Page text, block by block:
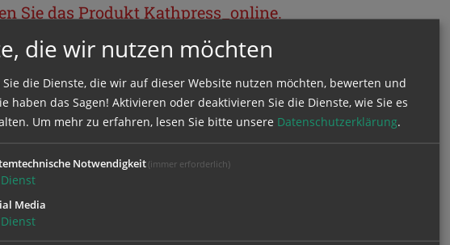
Sie das Produkt Kathpress_online.
sich mit Ihrem Benutzernamen und
die wir nutzen möchten
Sie die Dienste, die wir auf dieser Website nutzen möchten, bewerten und
haben das Sagen! Aktivieren oder deaktivieren Sie die Dienste, wie Sie es
Um mehr zu erfahren, lesen Sie bitte unsere Datenschutzerklärung.
Notwendigkeit (immer erforderlich)
Dienst
Media
Dienst